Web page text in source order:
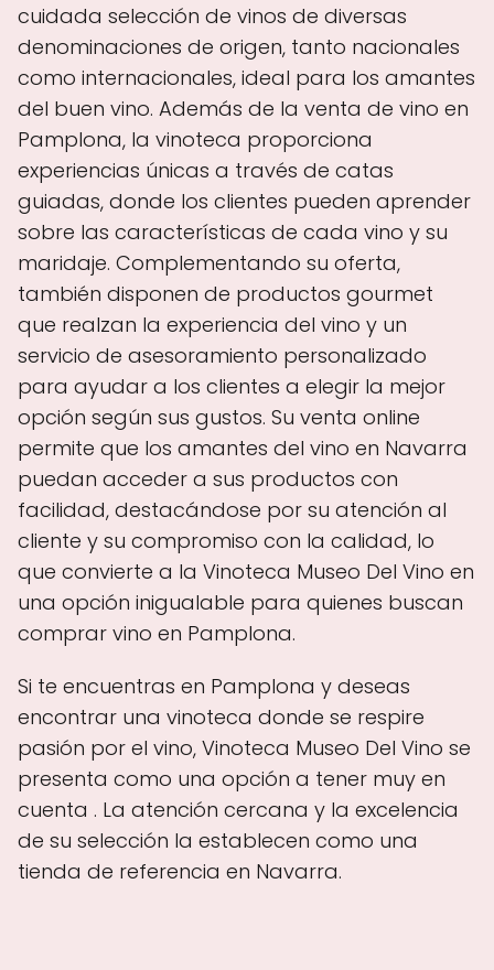
cuidada selección de vinos de diversas
denominaciones de origen, tanto nacionales
como internacionales, ideal para los amantes
del buen vino. Además de la venta de vino en
Pamplona, la vinoteca proporciona
experiencias únicas a través de catas
guiadas, donde los clientes pueden aprender
sobre las características de cada vino y su
maridaje. Complementando su oferta,
también disponen de productos gourmet
que realzan la experiencia del vino y un
servicio de asesoramiento personalizado
para ayudar a los clientes a elegir la mejor
opción según sus gustos. Su venta online
permite que los amantes del vino en Navarra
puedan acceder a sus productos con
facilidad, destacándose por su atención al
cliente y su compromiso con la calidad, lo
que convierte a la Vinoteca Museo Del Vino en
una opción inigualable para quienes buscan
comprar vino en Pamplona.
Si te encuentras en Pamplona y deseas
encontrar una vinoteca donde se respire
pasión por el vino, Vinoteca Museo Del Vino se
presenta como una opción a tener muy en
cuenta . La atención cercana y la excelencia
de su selección la establecen como una
tienda de referencia en Navarra.